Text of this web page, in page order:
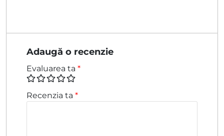
Adaugă o recenzie
Evaluarea ta *
Recenzia ta *